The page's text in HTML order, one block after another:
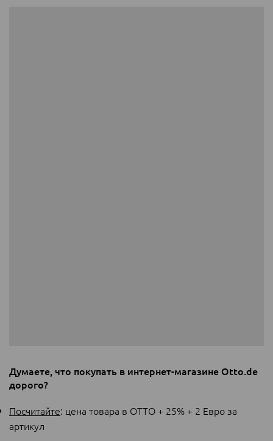
Думаете, что покупать в интернет-магазине Otto.de
дорого?
Посчитайте: цена товара в ОТТО + 25% + 2 Евро за
артикул